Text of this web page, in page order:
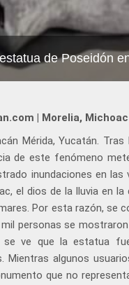
de Poseidón
| Morelia,
Mérida, Yucatán.
de este fenómeno
inundaciones en
el dios de la lluvia en
Por esta razón, se
personas se
se ve que la estatua
Mientras algunos
que no